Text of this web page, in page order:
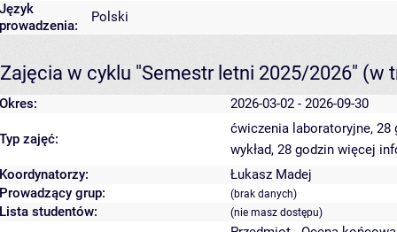
Język
prowadzenia:
Polski
Zajęcia w cyklu "Semestr letni 2025/2026" (w
Okres: 2026-03-02 - 2026-09-30
Typ zajęć:
ćwiczenia laboratoryjne, 28
wykład, 28 godzin więcej
Koordynatorzy:
Łukasz Madej
Prowadzący grup:
(brak danych)
Lista studentów: (nie masz dostępu)